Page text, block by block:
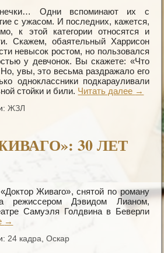
Oдни вспоминают их с
с ужасом. И последних, кажется,
к этой категории относятся и
Cкажем, обаятельный Харрисон
невысок ростом, но пользовался
у девчонок. Вы скажете: «Что
увы, это весьма раздражало его
однокласcники подкарауливали
стойки и били. Читать далее →
ЖЗЛ
30 ЛЕТ
Живаго», снятой по роману
режиссером Дэвидом Лианом,
Самуэля Голдвина в Беверли
→
24 кадра,Оскар